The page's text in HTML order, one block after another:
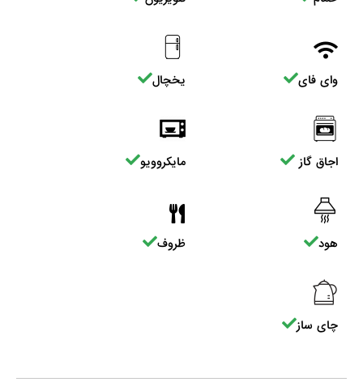
وای فای یخچال
اجاق گاز مایکروویو
هود ظروف
چای ساز